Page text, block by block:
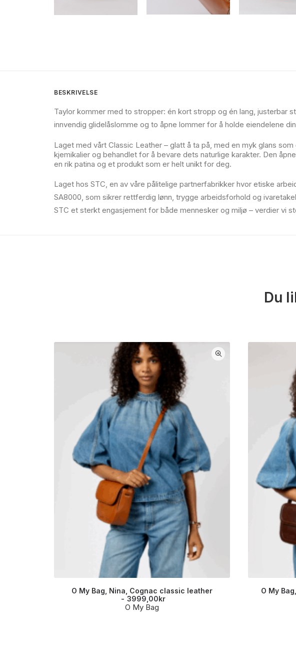
BESKRIVELSE
Taylor kommer med to stropper: én kort stropp og én lang,
innvendig glidelåslomme og to åpne lommer for å holde eiendelene
Laget med vårt Classic Leather – glatt å ta på, med en myk glans
kjemikalier og behandlet for å bevare dets naturlige karakter. Den
en rik patina og et produkt som er helt unikt for deg.
Laget hos STC, en av våre pålitelige partnerfabrikker hvor etiske
SA8000, som sikrer rettferdig lønn, trygge arbeidsforhold og
STC et sterkt engasjement for både mennesker og miljø – verdier vi
Du
O My Bag, Nina, Cognac classic leather
3999,00kr
O My Bag
O My